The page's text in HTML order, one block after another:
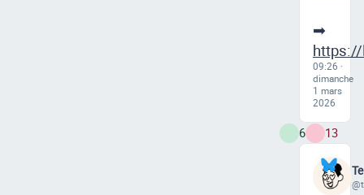
➡
09:26 ·
dimanche
1 mars
2026
6 13